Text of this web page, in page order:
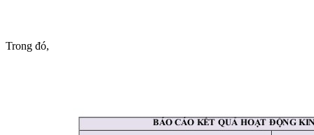
Trong đó,